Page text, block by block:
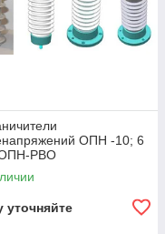
ОПН -10; 6
РВО
уточняйте